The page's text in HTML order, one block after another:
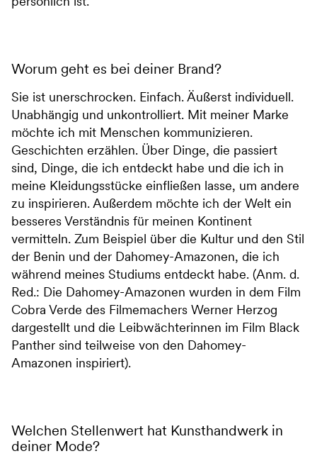
Worum geht es bei deiner Brand?
Sie ist unerschrocken. Einfach. Äußerst individuell.
Unabhängig und unkontrolliert. Mit meiner Marke
möchte ich mit Menschen kommunizieren.
Geschichten erzählen. Über Dinge, die passiert
sind, Dinge, die ich entdeckt habe und die ich in
meine Kleidungsstücke einfließen lasse, um andere
zu inspirieren. Außerdem möchte ich der Welt ein
besseres Verständnis für meinen Kontinent
vermitteln. Zum Beispiel über die Kultur und den Stil
der Benin und der Dahomey-Amazonen, die ich
während meines Studiums entdeckt habe. (Anm. d.
Red.: Die Dahomey-Amazonen wurden in dem Film
Cobra Verde des Filmemachers Werner Herzog
dargestellt und die Leibwächterinnen im Film Black
Panther sind teilweise von den Dahomey-
Amazonen inspiriert).
Welchen Stellenwert hat Kunsthandwerk in
deiner Mode?